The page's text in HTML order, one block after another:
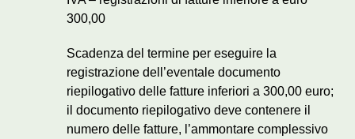
300,00
Scadenza del termine per eseguire la
registrazione dell’eventale documento
riepilogativo delle fatture inferiori a 300,00 euro;
il documento riepilogativo deve contenere il
numero delle fatture, l’ammontare complessivo